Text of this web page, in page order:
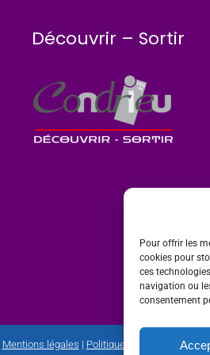
Pour offrir les
cookies pour
ces
navigation ou
consentement
Découvrir – Sortir
Mentions légales | Politique de confidentialité